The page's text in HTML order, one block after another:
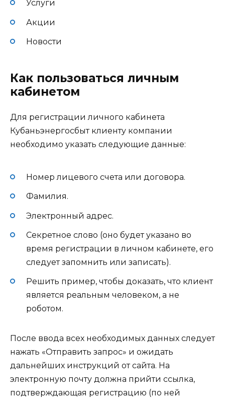
Услуги
Акции
Новости
Как пользоваться личным
кабинетом
Для регистрации личного кабинета
Кубаньэнергосбыт клиенту компании
необходимо указать следующие данные:
Номер лицевого счета или договора.
Фамилия.
Электронный адрес.
Секретное слово (оно будет указано во
время регистрации в личном кабинете, его
следует запомнить или записать).
Решить пример, чтобы доказать, что клиент
является реальным человеком, а не
роботом.
После ввода всех необходимых данных следует
нажать «Отправить запрос» и ожидать
дальнейших инструкций от сайта. На
электронную почту должна прийти ссылка,
подтверждающая регистрацию (по ней